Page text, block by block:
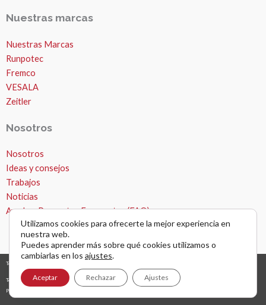
Nuestras marcas
Nuestras Marcas
Runpotec
Fremco
VESALA
Zeitler
Nosotros
Nosotros
Ideas y consejos
Trabajos
Noticias
Ayuda – Preguntas Frecuentes (FAQ)
Todos los derechos © 2026 Microzanjas, canalizaciones y apertura de zanjas. |
Términos y condiciones de uso Política de privacidad
AVISO LEGAL Y NAVEGACIÓN POR WEB
Política de cookies
Utilizamos cookies para ofrecerte la mejor experiencia en
nuestra web.
Puedes aprender más sobre qué cookies utilizamos o
cambiarlas en los ajustes.
Aceptar Rechazar Ajustes